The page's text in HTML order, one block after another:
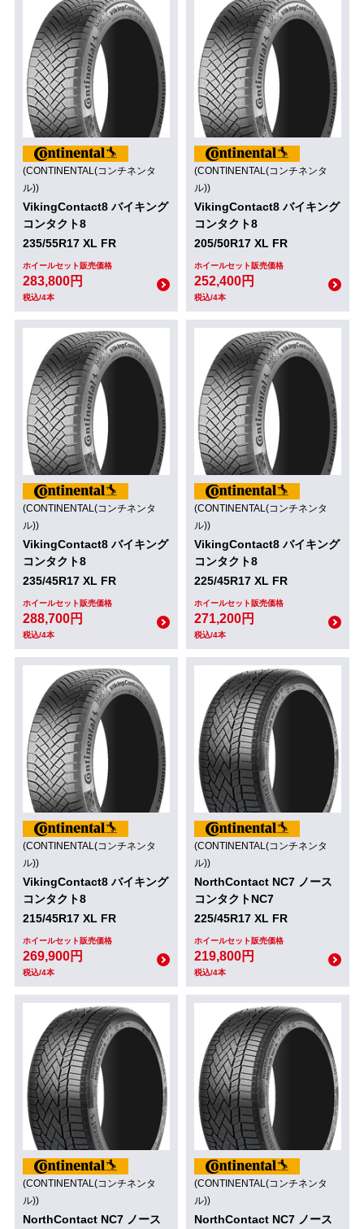
(CONTINENTAL(コンチネンタ
ル))
VikingContact8 バイキング
コンタクト8
235/55R17 XL FR
ホイールセット販売価格
283,800円
税込/4本
(CONTINENTAL(コンチネンタ
ル))
VikingContact8 バイキング
コンタクト8
205/50R17 XL FR
ホイールセット販売価格
252,400円
税込/4本
(CONTINENTAL(コンチネンタ
ル))
VikingContact8 バイキング
コンタクト8
235/45R17 XL FR
ホイールセット販売価格
288,700円
税込/4本
(CONTINENTAL(コンチネンタ
ル))
VikingContact8 バイキング
コンタクト8
225/45R17 XL FR
ホイールセット販売価格
271,200円
税込/4本
(CONTINENTAL(コンチネンタ
ル))
VikingContact8 バイキング
コンタクト8
215/45R17 XL FR
ホイールセット販売価格
269,900円
税込/4本
(CONTINENTAL(コンチネンタ
ル))
NorthContact NC7 ノース
コンタクトNC7
225/45R17 XL FR
ホイールセット販売価格
219,800円
税込/4本
(CONTINENTAL(コンチネンタ
ル))
NorthContact NC7 ノース
(CONTINENTAL(コンチネンタ
ル))
NorthContact NC7 ノース